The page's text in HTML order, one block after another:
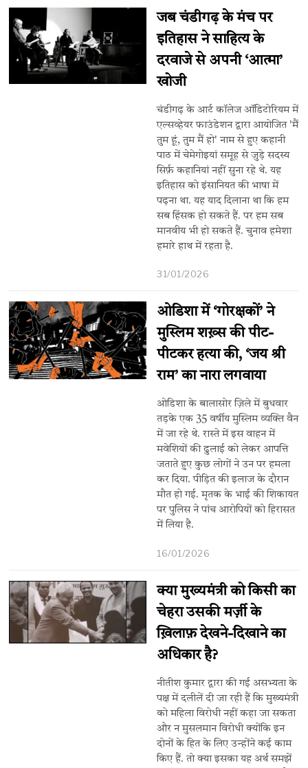
जब चंडीगढ़ के मंच पर
इतिहास ने साहित्य के
दरवाजे से अपनी ‘आत्मा’
खोजी
चंडीगढ़ के आर्ट कॉलेज ऑडिटोरियम में
एल्सव्हेयर फाउंडेशन द्वारा आयोजित 'मैं
तुम हूं, तुम मैं हो' नाम से हुए कहानी
पाठ में चेमेगोइयां समूह से जुड़े सदस्य
सिर्फ़ कहानियां नहीं सुना रहे थे. यह
इतिहास को इंसानियत की भाषा में
पढ़ना था. यह याद दिलाना था कि हम
सब हिंसक हो सकते हैं. पर हम सब
मानवीय भी हो सकते हैं. चुनाव हमेशा
हमारे हाथ में रहता है.
31/01/2026
ओडिशा में ‘गोरक्षकों’ ने
मुस्लिम शख़्स की पीट-
पीटकर हत्या की, ‘जय श्री
राम’ का नारा लगवाया
ओडिशा के बालासोर ज़िले में बुधवार
तड़के एक 35 वर्षीय मुस्लिम व्यक्ति वैन
में जा रहे थे. रास्ते में इस वाहन में
मवेशियों की ढुलाई को लेकर आपत्ति
जताते हुए कुछ लोगों ने उन पर हमला
कर दिया. पीड़ित की इलाज के दौरान
मौत हो गई. मृतक के भाई की शिकायत
पर पुलिस ने पांच आरोपियों को हिरासत
में लिया है.
16/01/2026
क्या मुख्यमंत्री को किसी का
चेहरा उसकी मर्ज़ी के
ख़िलाफ़ देखने-दिखाने का
अधिकार है?
नीतीश कुमार द्वारा की गई असभ्यता के
पक्ष में दलीलें दी जा रही हैं कि मुख्यमंत्री
को महिला विरोधी नहीं कहा जा सकता
और न मुसलमान विरोधी क्योंकि इन
दोनों के हित के लिए उन्होंने कई काम
किए हैं. तो क्या इसका यह अर्थ समझें